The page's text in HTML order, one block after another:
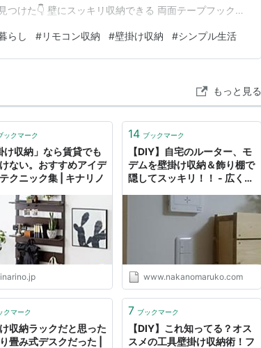
つけた👇 壁にスッキリ収納できる 両面テープフック
テープを貼る 2. その上にフックを貼る 3. 強めに押し
らし #リモコン収納 #壁掛け収納 #シンプル生活
もっと見る
ックマーク
け収納」なら賃貸でも
ない。おすすめアイデ
クニック集 | キナリノ
14 ブックマーク
【DIY】自宅のルーター、モ
デムを壁掛け収納＆飾り棚で
隠してスッキリ！！ - 広く浅
www.nakanomaruko.com
クマーク
収納ラックだと思った
畳み式デスクだった |
7 ブックマーク
【DIY】これ知ってる？オス
スメの工具壁掛け収納術！フ